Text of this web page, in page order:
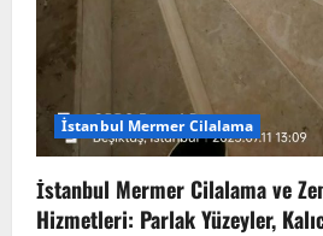
İstanbul Mermer Cilalama
İstanbul Mermer Cilalama ve
Hizmetleri: Parlak Yüzeyler,